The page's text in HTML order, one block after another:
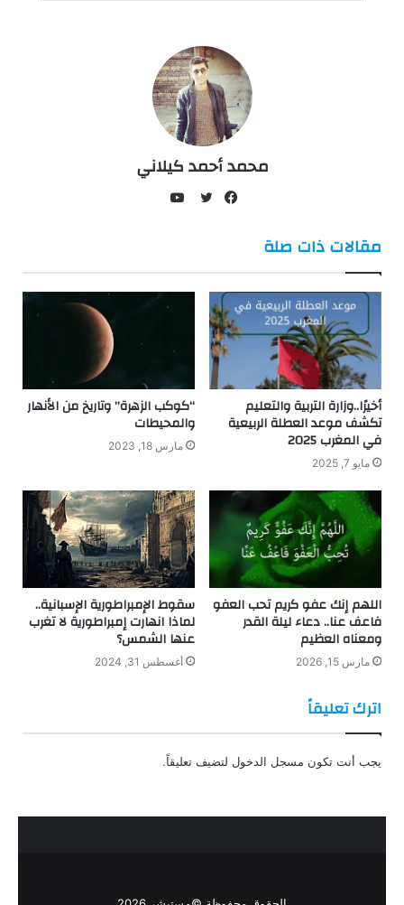
محمد أحمد كيلاني
مقالات ذات صلة
أخيرًا..وزارة التربية والتعليم
تكشف موعد العطلة الربيعية
في المغرب 2025
مايو 7, 2025
“كوكب الزهرة” وتاريخ من الأنهار
والمحيطات
مارس 18, 2023
اللهم إنك عفو كريم تحب العفو
فاعف عنا.. دعاء ليلة القدر
ومعناه العظيم
مارس 15, 2026
سقوط الإمبراطورية الإسبانية..
لماذا انهارت إمبراطورية لا تغرب
عنها الشمس؟
أغسطس 31, 2024
اترك تعليقاً
يجب أنت تكون مسجل الدخول لتضيف تعليقاً.